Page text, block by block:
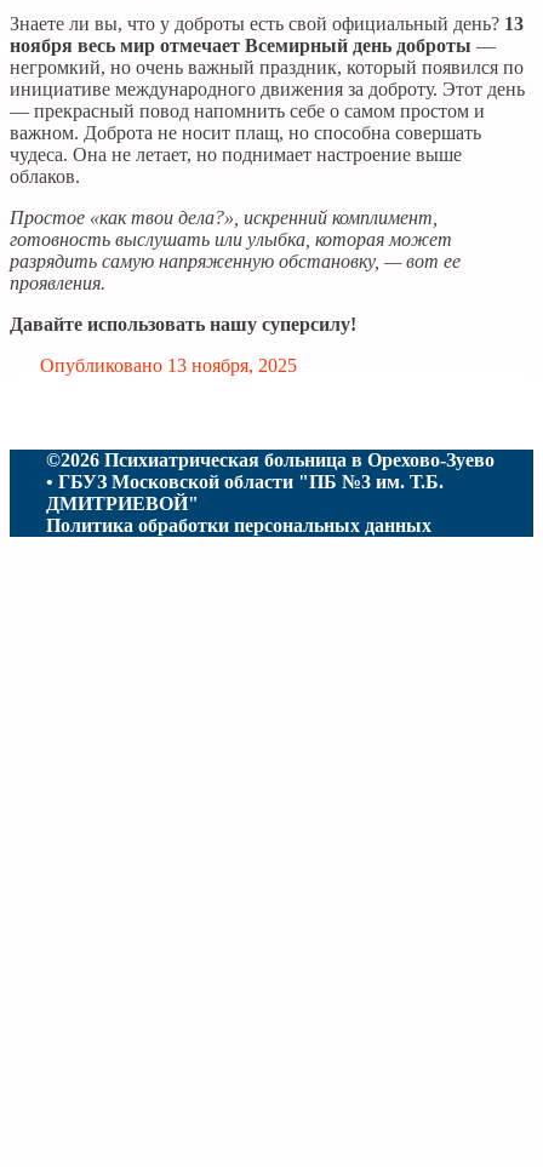
Знаете ли вы, что у доброты есть свой официальный день? 13
ноября весь мир отмечает Всемирный день доброты —
негромкий, но очень важный праздник, который появился по
инициативе международного движения за доброту. Этот день
— прекрасный повод напомнить себе о самом простом и
важном. Доброта не носит плащ, но способна совершать
чудеса. Она не летает, но поднимает настроение выше
облаков.
Простое «как твои дела?», искренний комплимент,
готовность выслушать или улыбка, которая может
разрядить самую напряженную обстановку, — вот ее
проявления.
Давайте использовать нашу суперсилу!
Опубликовано 13 ноября, 2025
©2026 Психиатрическая больница в Орехово-Зуево
• ГБУЗ Московской области "ПБ №3 им. Т.Б.
ДМИТРИЕВОЙ"
Политика обработки персональных данных